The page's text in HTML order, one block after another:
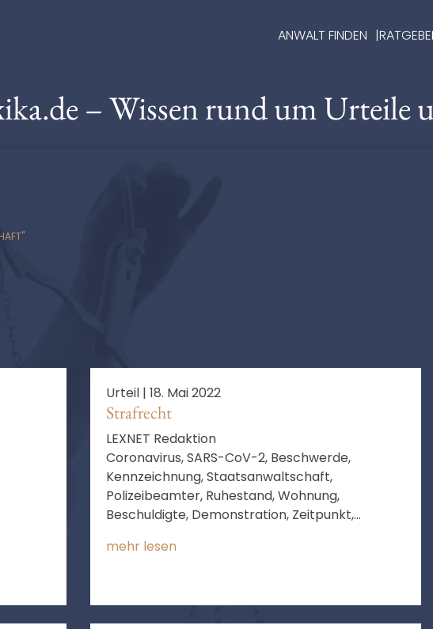
ANWALT FINDEN
– Wissen rund um Urteile
Urteil | 18. Mai 2022
Strafrecht
LEXNET Redaktion
Coronavirus, SARS-CoV-2, Beschwerde,
Kennzeichnung, Staatsanwaltschaft,
Polizeibeamter, Ruhestand, Wohnung,
Beschuldigte, Demonstration, Zeitpunkt,
Anordnung, Bundesrepublik Deutschland,
mehr lesen